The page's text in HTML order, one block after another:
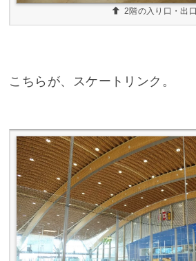
2階の入り口・出口
こちらが、スケートリンク。